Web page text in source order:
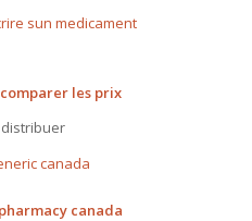
sun medicament
les prix
canada
canada